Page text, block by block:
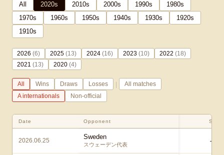
All 2020s 2010s 2000s 1990s 1980s
1970s 1960s 1950s 1940s 1930s 1920s
1910s
2026 (6) 2025 (13) 2024 (16) 2023 (10) 2022 (18)
2021 (13) 2020 (4)
All Wins Draws Losses |
All matches
A internationals
Non-official
Date Opponent
2026.06.25 Sweden
スウェーデン代表 – – –